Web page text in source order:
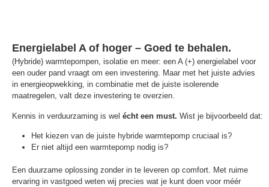
Energielabel A of hoger – Goed te behalen.
(Hybride) warmtepompen, isolatie en meer: een A (+) energielabel voor
een ouder pand vraagt om een investering. Maar met het juiste advies
in energieopwekking, in combinatie met de juiste isolerende
maatregelen, valt deze investering te overzien.
Kennis in verduurzaming is wel écht een must. Wist je bijvoorbeeld dat:
Het kiezen van de juiste hybride warmtepomp cruciaal is?
Er niet altijd een warmtepomp nodig is?
Een duurzame oplossing zonder in te leveren op comfort. Met ruime
ervaring in vastgoed weten wij precies wat je kunt doen voor méér